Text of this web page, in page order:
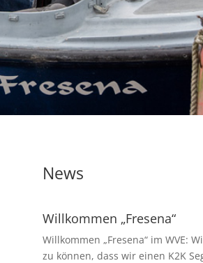
News
Willkommen „Fresena“
Willkommen „Fresena“ im WVE:
zu können, dass wir einen K2K